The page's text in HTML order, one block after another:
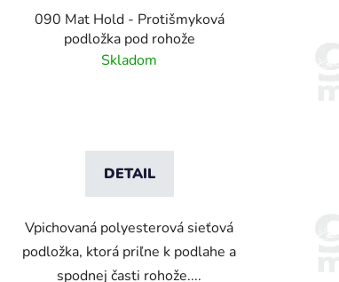
090 Mat Hold - Protišmyková
podložka pod rohože
Skladom
DETAIL
Vpichovaná polyesterová sieťová
podložka, ktorá priľne k podlahe a
spodnej časti rohože....